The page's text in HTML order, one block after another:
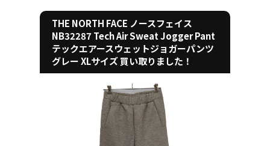
THE NORTH FACE ノースフェイス
NB32287 Tech Air Sweat Jogger Pant
テックエアースウェットジョガーパンツ
グレー XLサイズ 買い取りました！